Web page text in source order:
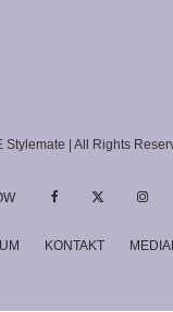
Stylemate | All Rights
KONTAKT